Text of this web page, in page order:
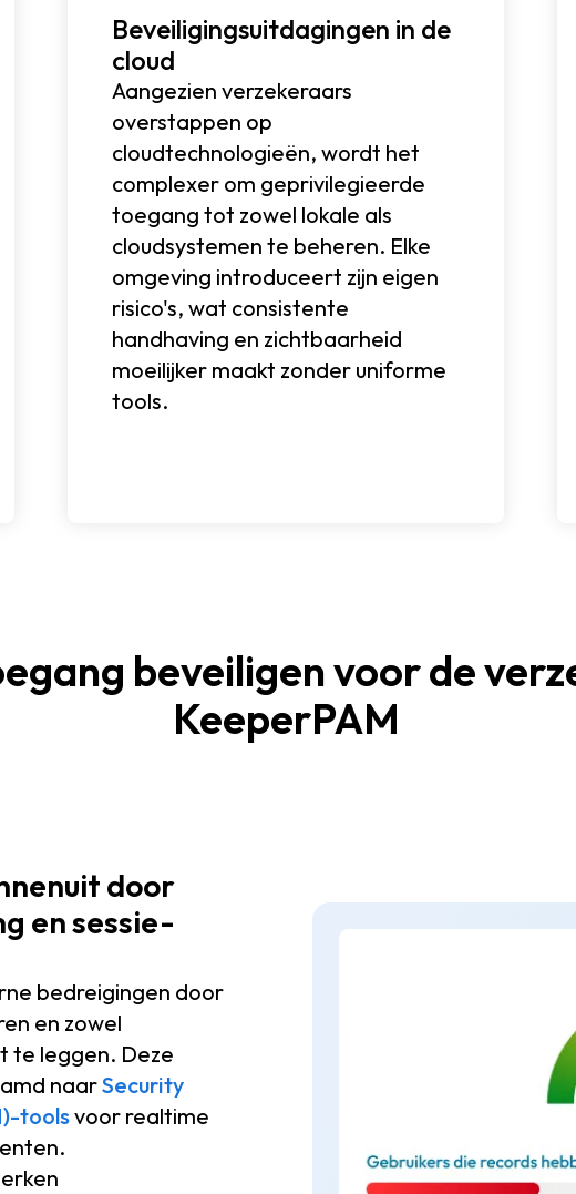
Beveiligingsuitdagingen in de
cloud
Aangezien verzekeraars
overstappen op
cloudtechnologieën, wordt het
complexer om geprivilegieerde
toegang tot zowel lokale als
cloudsystemen te beheren. Elke
omgeving introduceert zijn eigen
risico's, wat consistente
handhaving en zichtbaarheid
moeilijker maakt zonder uniforme
tools.
beveiligen voor de
KeeperPAM
door
en sessie-
bedreigingen door
en zowel
te leggen. Deze
naarSecurity
toolsvoor realtime